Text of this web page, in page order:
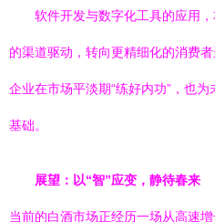
软件开发与数字化工具的应用
的渠道驱动，转向更精细化的消费
企业在市场平淡期“练好内功”，也
基础。
展望：以“智”应变，静待春来
当前的白酒市场正经历一场从高速